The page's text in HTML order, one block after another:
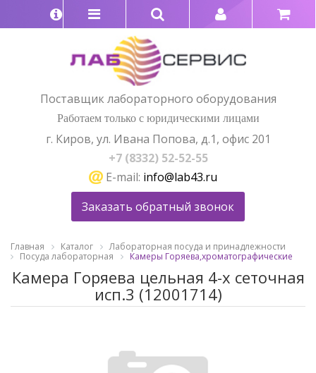
Поставщик лабораторного оборудования
Работаем только с юридическими лицами
г. Киров, ул. Ивана Попова, д.1, офис 201
+7 (8332) 52-52-55
E-mail: info@lab43.ru
Заказать обратный звонок
Главная Каталог
Лабораторная посуда и принадлежности
Посуда лабораторная
Камеры Горяева,хроматографические
Камера Горяева цельная 4-х сеточная
исп.3 (12001714)